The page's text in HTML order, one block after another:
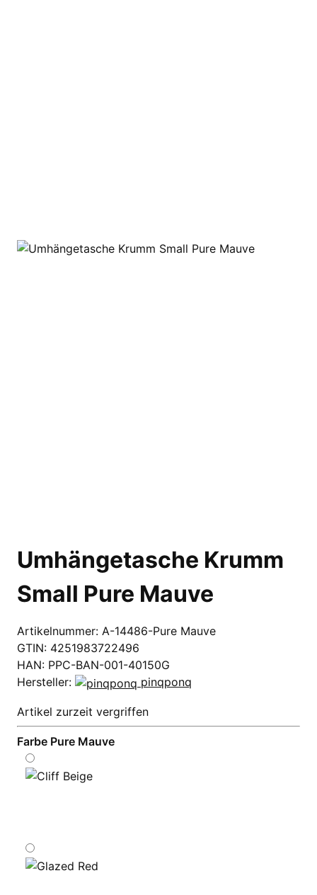
Umhängetasche Krumm
Small Pure Mauve
Artikelnummer: A-14486-Pure Mauve
GTIN: 4251983722496
HAN: PPC-BAN-001-40150G
Hersteller:
pinqponq
Artikel zurzeit vergriffen
Farbe Pure Mauve